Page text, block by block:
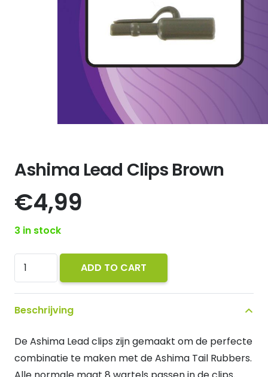
Ashima Lead Clips Brown
€4,99
3 in stock
Ashima
Lead
Clips
Brown
ADD TO CART
Beschrijving
De Ashima Lead clips zijn gemaakt om de perfecte
combinatie te maken met de Ashima Tail Rubbers.